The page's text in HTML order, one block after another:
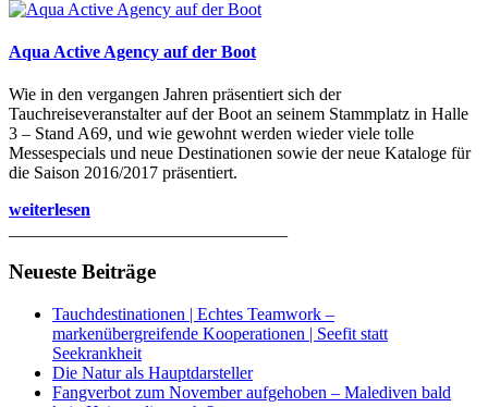
Aqua Active Agency auf der Boot
Wie in den vergangen Jahren präsentiert sich der
Tauchreiseveranstalter auf der Boot an seinem Stammplatz in Halle
3 – Stand A69, und wie gewohnt werden wieder viele tolle
Messespecials und neue Destinationen sowie der neue Kataloge für
die Saison 2016/2017 präsentiert.
weiterlesen
Neueste Beiträge
Tauchdestinationen | Echtes Teamwork –
markenübergreifende Kooperationen | Seefit statt
Seekrankheit
Die Natur als Hauptdarsteller
Fangverbot zum November aufgehoben – Malediven bald